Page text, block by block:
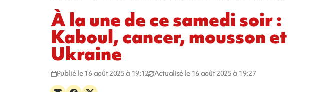
À la une de ce samedi soir :
Kaboul, cancer, mousson et
Ukraine
Publié le 16 août 2025 à 19:12 Actualisé le 16 août 2025 à 19:27